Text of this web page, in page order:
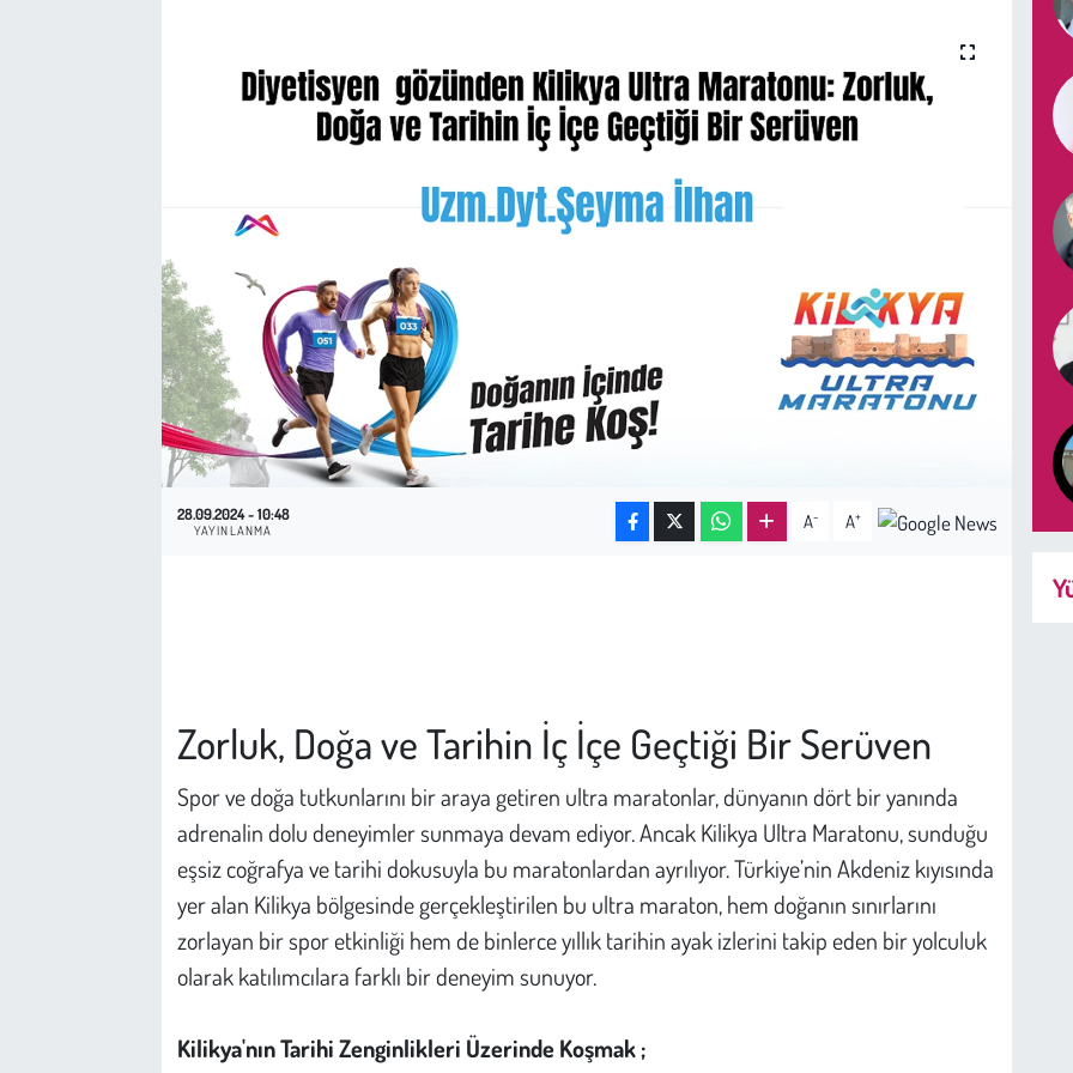
28.09.2024 - 10:48
YAYINLANMA A- A+
Zorluk, Doğa ve Tarihin İç İçe Geçtiği Bir Serüven
Spor ve doğa tutkunlarını bir araya getiren ultra maratonlar, dünyanın dört bir yanında
adrenalin dolu deneyimler sunmaya devam ediyor. Ancak Kilikya Ultra Maratonu, sunduğu
eşsiz coğrafya ve tarihi dokusuyla bu maratonlardan ayrılıyor. Türkiye’nin Akdeniz kıyısında
yer alan Kilikya bölgesinde gerçekleştirilen bu ultra maraton, hem doğanın sınırlarını
zorlayan bir spor etkinliği hem de binlerce yıllık tarihin ayak izlerini takip eden bir yolculuk
olarak katılımcılara farklı bir deneyim sunuyor.
Kilikya'nın Tarihi Zenginlikleri Üzerinde Koşmak ;
Kültür Sanat
Bilim - Teknoloji
İnsan Hakları